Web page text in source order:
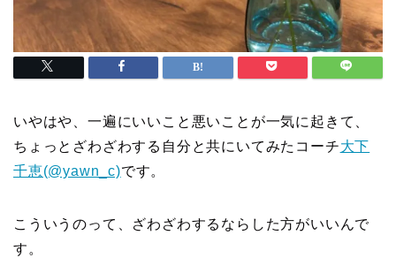
いやはや、一遍にいいこと悪いことが一気に起きて、
ちょっとざわざわする自分と共にいてみたコーチ大下
千恵(@yawn_c)です。
こういうのって、ざわざわするならした方がいいんで
す。